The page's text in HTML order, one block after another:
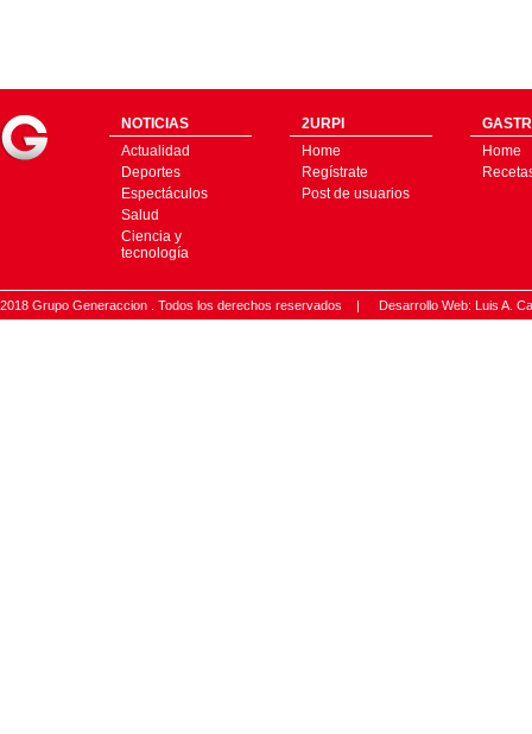
NOTICIAS
Actualidad
Deportes
Espectáculos
Salud
Ciencia y
tecnología
2URPI
Home
Regístrate
Post de usuarios
Home
2018 Grupo Generaccion . Todos los derechos reservados | Desarrollo Web: Luis